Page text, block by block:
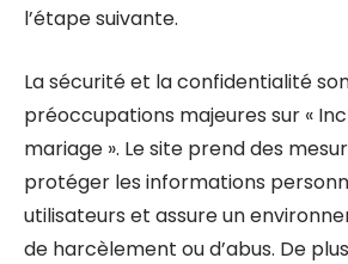
l’étape suivante.
La sécurité et la confidentialité
préoccupations majeures sur «
mariage ». Le site prend des
protéger les informations
utilisateurs et assure un
de harcèlement ou d’abus. De